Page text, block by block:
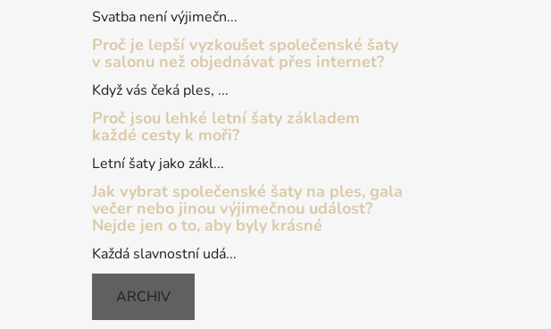
Svatba není výjimečn...
Proč je lepší vyzkoušet společenské šaty
v salonu než objednávat přes internet?
Když vás čeká ples, ...
Proč jsou lehké letní šaty základem
každé cesty k moři?
Letní šaty jako zákl...
Jak vybrat společenské šaty na ples, gala
večer nebo jinou výjimečnou událost?
Nejde jen o to, aby byly krásné
Každá slavnostní udá...
ARCHIV